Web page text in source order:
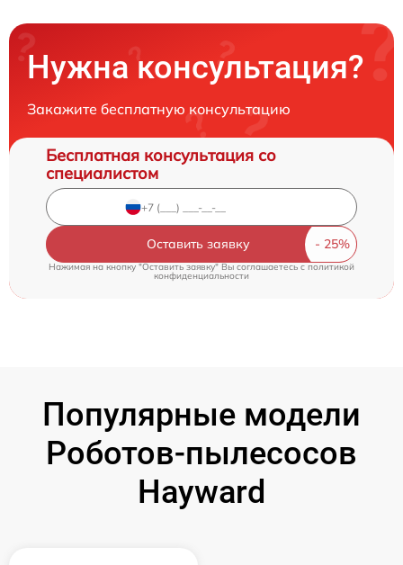
Нужна консультация?
Закажите бесплатную консультацию
Бесплатная консультация со
специалистом
Оставить заявку
Нажимая на кнопку "Оставить заявку" Вы соглашаетесь c политикой
конфиденциальности
Популярные модели
Роботов-пылесосов
Hayward